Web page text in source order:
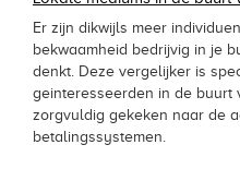
Er zijn dikwijls meer
bekwaamheid bedrijvig in je
denkt. Deze vergelijker is
geinteresseerden in de buurt
zorgvuldig gekeken naar de
betalingssystemen.